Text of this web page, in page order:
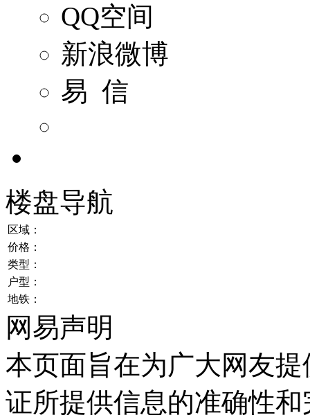
QQ空间
新浪微博
易 信
楼盘导航
区域：
价格：
类型：
户型：
地铁：
网易声明
本页面旨在为广大网友
证所提供信息的准确性